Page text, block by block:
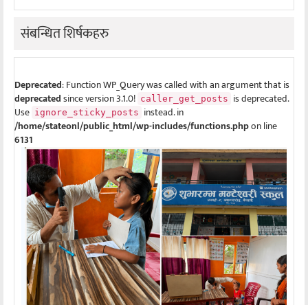
संबन्धित शिर्षकहरु
Deprecated: Function WP_Query was called with an argument that is
deprecatedsince version 3.1.0! caller_get_posts is deprecated.
Use ignore_sticky_posts instead. in
/home/stateonl/public_html/wp-includes/functions.phpon line
6131